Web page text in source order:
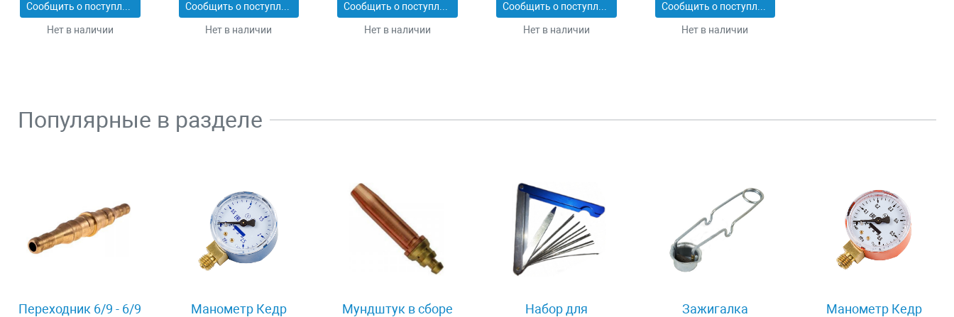
Сообщить о поступлении
Нет в наличии
Сообщить о поступлении
Нет в наличии
Сообщить о поступлении
Нет в наличии
Сообщить о поступлении
Нет в наличии
Сообщить о поступлении
Нет в наличии
Популярные в разделе
Переходник 6/9 - 6/9
Манометр Кедр
Мундштук в сборе
Набор для
Зажигалка
Манометр Кедр